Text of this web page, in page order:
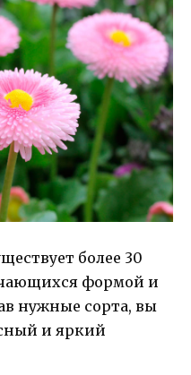
более 30
формой и
нужные сорта, вы
и яркий